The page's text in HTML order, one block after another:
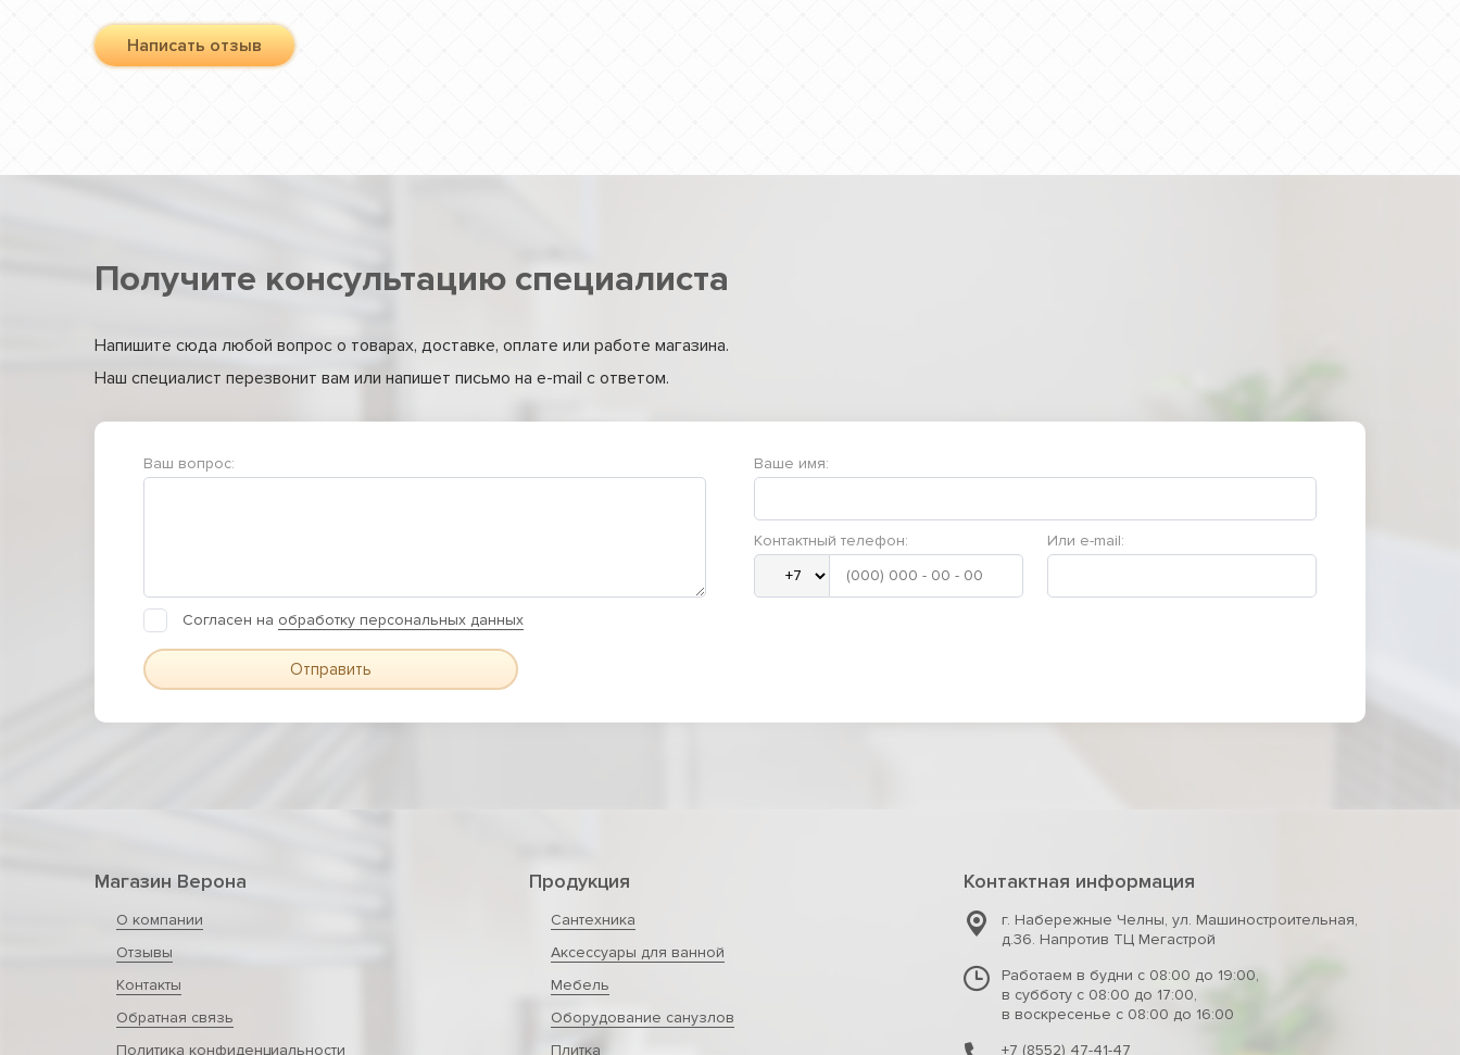
Написать отзыв
Получите консультацию специалиста
Напишите сюда любой вопрос о товарах, доставке, оплате или работе магазина.
Наш специалист перезвонит вам или напишет письмо на e-mail с ответом.
Ваш вопрос: Ваше имя:
Контактный телефон: Или e-mail:
Согласен на обработку персональных данных
Отправить
Магазин Верона
О компании
Отзывы
Контакты
Обратная связь
Политика конфиденциальности
Продукция
Сантехника
Аксессуары для ванной
Мебель
Оборудование санузлов
Плитка
Контактная информация
г. Набережные Челны, ул. Машиностроительная,
д.36. Напротив ТЦ Мегастрой
Работаем в будни с 08:00 до 19:00,
в субботу с 08:00 до 17:00,
в воскресенье с 08:00 до 16:00
+7 (8552) 47-41-47